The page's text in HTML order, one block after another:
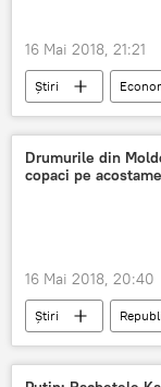
16 Mai 2018, 21:21
Știri
România
banci
Drumurile din
copaci pe
16 Mai 2018, 20:40
Știri
copaci
magistrala